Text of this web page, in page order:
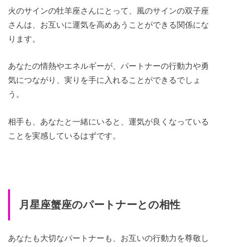
火のサインの牡羊座さんにとって、風のサインの双子座
さんは、お互いに運気を高めあうことができる関係にな
ります。
あなたの情熱やエネルギーが、パートナーの行動力や勇
気につながり、実りを手に入れることができるでしょ
う。
相手も、あなたと一緒にいると、運気が良くなっている
ことを実感しているはずです。
月星座蟹座のパートナーとの相性
あなたも大切なパートナーも、お互いの行動力を尊敬し